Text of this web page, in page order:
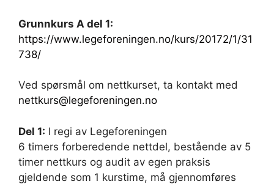
Grunnkurs A del 1:
https://www.legeforeningen.no/kurs/20172/1/31
738/
Ved spørsmål om nettkurset, ta kontakt med
nettkurs@legeforeningen.no
Del 1: I regi av Legeforeningen
6 timers forberedende nettdel, bestående av 5
timer nettkurs og audit av egen praksis
gjeldende som 1 kurstime, må gjennomføres